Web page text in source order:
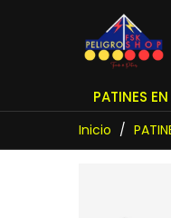
PATINES
Inicio /